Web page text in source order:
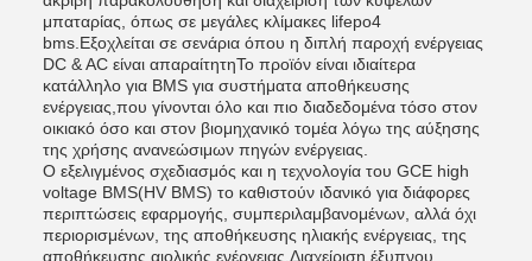
μπαταρίας, όπως σε μεγάλες κλίμακες lifepo4
bms.Εξοχλείται σε σενάρια όπου η διπλή παροχή ενέργειας
DC & AC είναι απαραίτητηΤο προϊόν είναι ιδιαίτερα
κατάλληλο για BMS για συστήματα αποθήκευσης
ενέργειας,που γίνονται όλο και πιο διαδεδομένα τόσο στον
οικιακό όσο και στον βιομηχανικό τομέα λόγω της αύξησης
της χρήσης ανανεώσιμων πηγών ενέργειας.
Ο εξελιγμένος σχεδιασμός και η τεχνολογία του GCE high
voltage BMS(HV BMS) το καθιστούν ιδανικό για διάφορες
περιπτώσεις εφαρμογής, συμπεριλαμβανομένων, αλλά όχι
περιορισμένων, της αποθήκευσης ηλιακής ενέργειας, της
αποθήκευσης αιολικής ενέργειας,Διαχείριση έξυπνου